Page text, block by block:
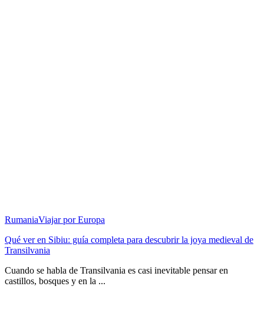
RumaniaViajar por Europa
Qué ver en Sibiu: guía completa para descubrir la joya medieval de
Transilvania
Cuando se habla de Transilvania es casi inevitable pensar en
castillos, bosques y en la ...